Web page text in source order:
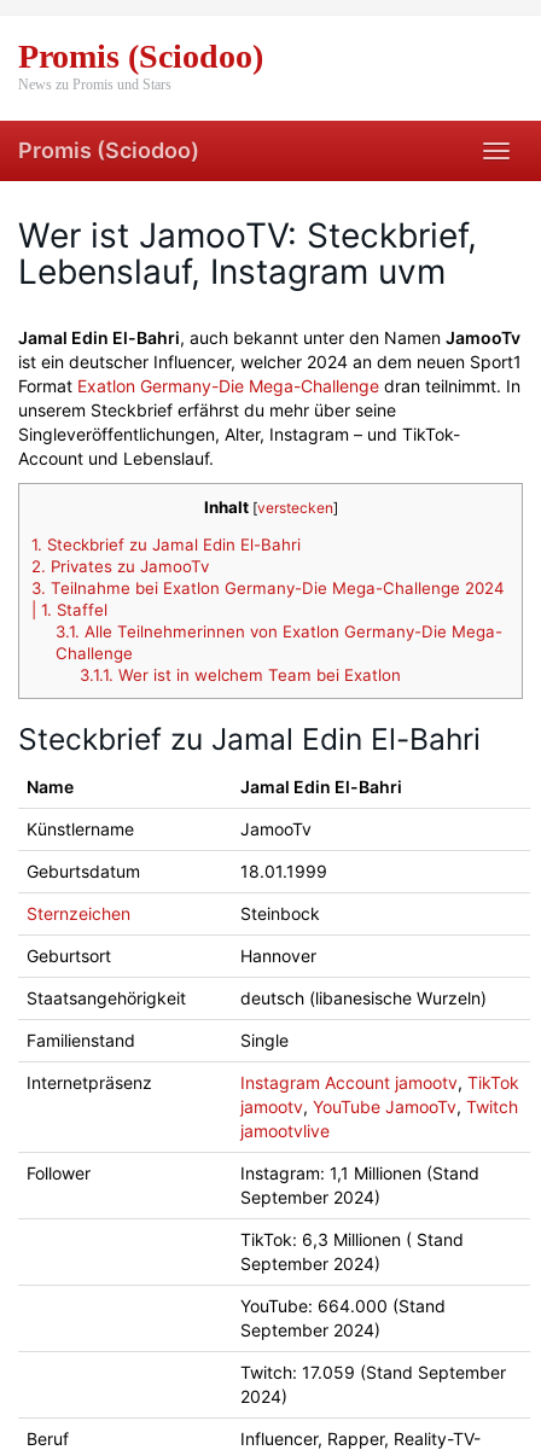
main
content
Promis (Sciodoo)
News zu Promis und Stars
Promis (Sciodoo)
Wer ist JamooTV: Steckbrief,
Lebenslauf, Instagram uvm
Jamal Edin El-Bahri, auch bekannt unter den Namen JamooTv
ist ein deutscher Influencer, welcher 2024 an dem neuen Sport1
Format Exatlon Germany-Die Mega-Challenge dran teilnimmt. In
unserem Steckbrief erfährst du mehr über seine
Singleveröffentlichungen, Alter, Instagram – und TikTok-
Account und Lebenslauf.
Inhalt [verstecken]
1. Steckbrief zu Jamal Edin El-Bahri
2. Privates zu JamooTv
3. Teilnahme bei Exatlon Germany-Die Mega-Challenge 2024
| 1. Staffel
3.1. Alle Teilnehmerinnen von Exatlon Germany-Die Mega-
Challenge
3.1.1. Wer ist in welchem Team bei Exatlon
Steckbrief zu Jamal Edin El-Bahri
Name Jamal Edin El-Bahri
Künstlername JamooTv
Geburtsdatum 18.01.1999
Sternzeichen Steinbock
Geburtsort Hannover
Staatsangehörigkeit deutsch (libanesische Wurzeln)
Familienstand Single
Internetpräsenz Instagram Account jamootv, TikTok
jamootv, YouTube JamooTv, Twitch
jamootvlive
Follower
Instagram: 1,1 Millionen (Stand
September 2024)
TikTok: 6,3 Millionen ( Stand
September 2024)
YouTube: 664.000 (Stand
September 2024)
Twitch: 17.059 (Stand September
2024)
Beruf
Influencer, Rapper, Reality-TV-